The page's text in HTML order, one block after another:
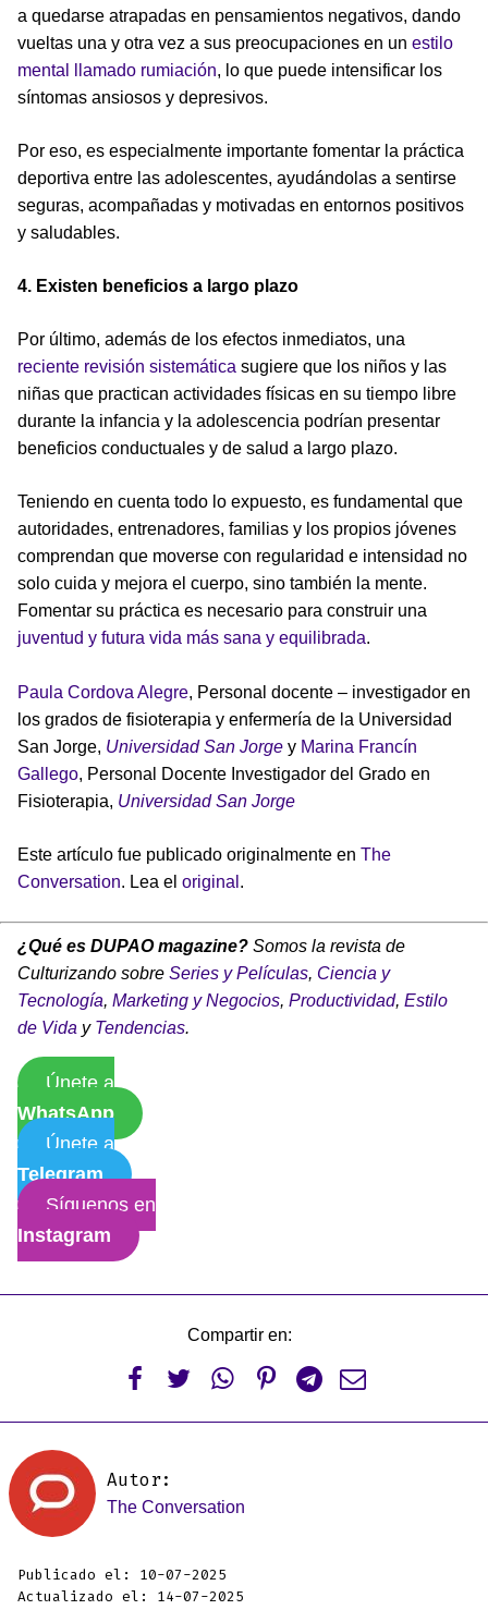
a quedarse atrapadas en pensamientos negativos, dando
vueltas una y otra vez a sus preocupaciones en un estilo
mental llamado rumiación, lo que puede intensificar los
síntomas ansiosos y depresivos.
Por eso, es especialmente importante fomentar la práctica
deportiva entre las adolescentes, ayudándolas a sentirse
seguras, acompañadas y motivadas en entornos positivos
y saludables.
4. Existen beneficios a largo plazo
Por último, además de los efectos inmediatos, una
reciente revisión sistemática sugiere que los niños y las
niñas que practican actividades físicas en su tiempo libre
durante la infancia y la adolescencia podrían presentar
beneficios conductuales y de salud a largo plazo.
Teniendo en cuenta todo lo expuesto, es fundamental que
autoridades, entrenadores, familias y los propios jóvenes
comprendan que moverse con regularidad e intensidad no
solo cuida y mejora el cuerpo, sino también la mente.
Fomentar su práctica es necesario para construir una
juventud y futura vida más sana y equilibrada.
Paula Cordova Alegre, Personal docente – investigador en
los grados de fisioterapia y enfermería de la Universidad
San Jorge, Universidad San Jorge y Marina Francín
Gallego, Personal Docente Investigador del Grado en
Fisioterapia, Universidad San Jorge
Este artículo fue publicado originalmente en The
Conversation. Lea el original .
¿Qué es DUPAO magazine? Somos la revista de
Culturizando sobre Series y Películas, Ciencia y
Tecnología, Marketing y Negocios, Productividad, Estilo
de Vida y Tendencias.
Únete a
WhatsApp
Únete a
Telegram
Síguenos en
Instagram
Compartir en:
     
Autor:
The Conversation
Publicado el: 10-07-2025
Actualizado el: 14-07-2025